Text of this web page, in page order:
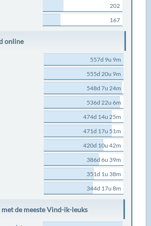
202
167
online
557d 9u 9m
555d 20u 9m
548d 7u 24m
536d 22u 6m
474d 14u 25m
471d 17u 51m
420d 10u 42m
386d 6u 39m
351d 1u 38m
344d 17u 8m
de meeste Vind-ik-leuks